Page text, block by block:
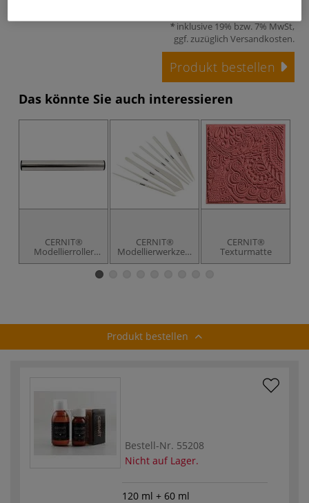
inklusive 19% bzw. 7% MwSt,
ggf. zuzüglich Versandkosten.
Produkt bestellen
Das könnte Sie auch interessieren
CERNIT®
Modellierroller
aus Edelstahl
CERNIT®
Modellierwerkzeug
Set
CERNIT®
Texturmatte
Produkt bestellen
Bestell-Nr. 55208
Nicht auf Lager.
120 ml + 60 ml